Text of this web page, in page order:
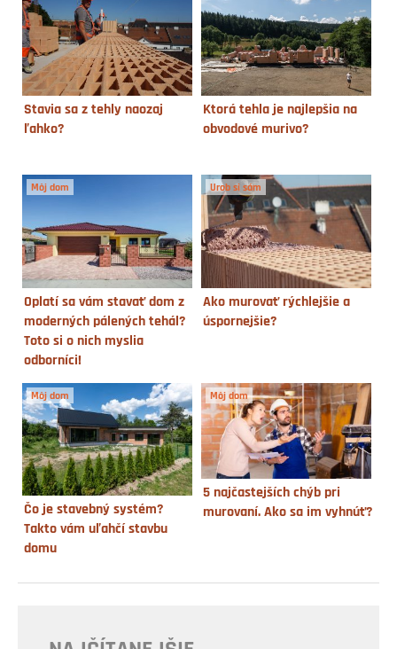
Stavia sa z tehly naozaj
ľahko?
Ktorá tehla je najlepšia na
obvodové murivo?
Môj dom
Oplatí sa vám stavať dom z
moderných pálených tehál?
Toto si o nich myslia
odborníci!
Urob si sám
Ako murovať rýchlejšie a
úspornejšie?
Môj dom
Čo je stavebný systém?
Takto vám uľahčí stavbu
domu
Môj dom
5 najčastejších chýb pri
murovaní. Ako sa im vyhnúť?